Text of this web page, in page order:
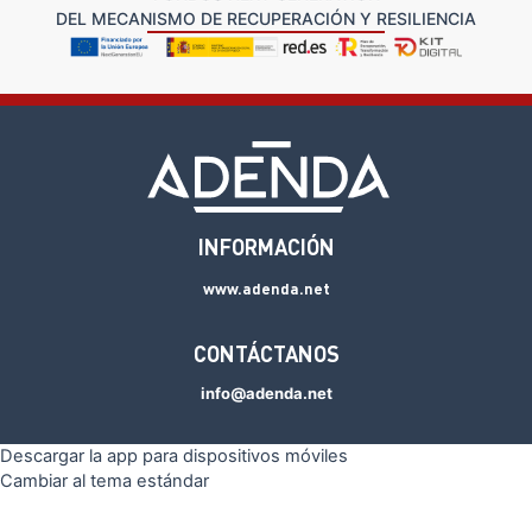
DEL MECANISMO DE RECUPERACIÓN Y RESILIENCIA
INFORMACIÓN
www.adenda.net
CONTÁCTANOS
Descargar la app para dispositivos móviles
Cambiar al tema estándar